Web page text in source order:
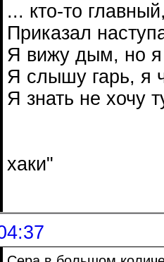
... кто-то
Приказал
Я вижу дым, но
Я слышу гарь, я
Я знать не хочу
хаки"